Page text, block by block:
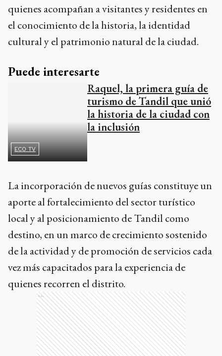
quienes acompañan a visitantes y residentes en
el conocimiento de la historia, la identidad
cultural y el patrimonio natural de la ciudad.
Puede interesarte
Raquel, la primera guía de
turismo de Tandil que unió
la historia de la ciudad con
la inclusión
La incorporación de nuevos guías constituye un
aporte al fortalecimiento del sector turístico
local y al posicionamiento de Tandil como
destino, en un marco de crecimiento sostenido
de la actividad y de promoción de servicios cada
vez más capacitados para la experiencia de
quienes recorren el distrito.